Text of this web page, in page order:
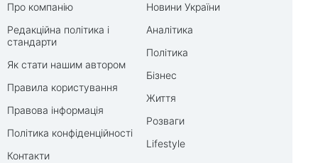
Про компанію
Редакційна політика і
стандарти
Як стати нашим автором
Правила користування
Правова інформація
Політика конфіденційності
Контакти
Новини України
Аналітика
Політика
Бізнес
Життя
Розваги
Lifestyle